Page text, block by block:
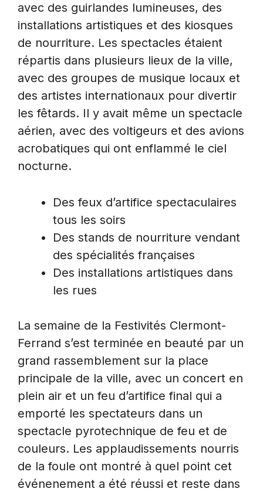
avec des guirlandes lumineuses, des
installations artistiques et des kiosques
de nourriture. Les spectacles étaient
répartis dans plusieurs lieux de la ville,
avec des groupes de musique locaux et
des artistes internationaux pour divertir
les fêtards. Il y avait même un spectacle
aérien, avec des voltigeurs et des avions
acrobatiques qui ont enflammé le ciel
nocturne.
Des feux d’artifice spectaculaires
tous les soirs
Des stands de nourriture vendant
des spécialités françaises
Des installations artistiques dans
les rues
La semaine de la Festivités Clermont-
Ferrand s’est terminée en beauté par un
grand rassemblement sur la place
principale de la ville, avec un concert en
plein air et un feu d’artifice final qui a
emporté les spectateurs dans un
spectacle pyrotechnique de feu et de
couleurs. Les applaudissements nourris
de la foule ont montré à quel point cet
événenement a été réussi et reste dans